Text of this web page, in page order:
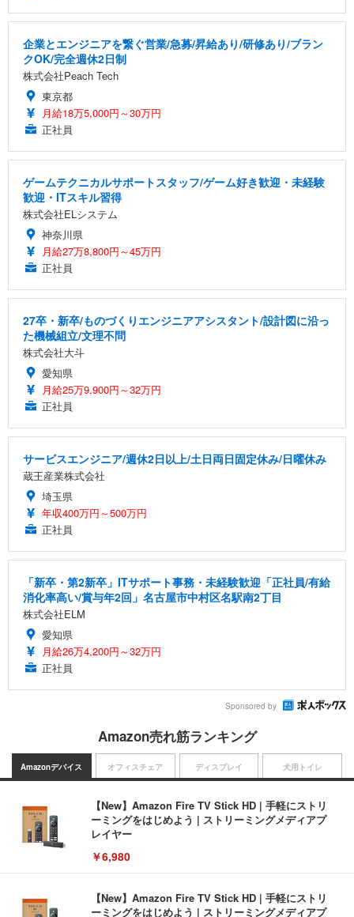
企業とエンジニアを繋ぐ営業/急募/昇給あり/研修あり/ブラン
クOK/完全週休2日制
株式会社Peach Tech
東京都
月給18万5,000円～30万円
正社員
ゲームテクニカルサポートスタッフ/ゲーム好き歓迎・未経験
歓迎・ITスキル習得
株式会社ELシステム
神奈川県
月給27万8,800円～45万円
正社員
27卒・新卒/ものづくりエンジニアアシスタント/設計図に沿っ
た機械組立/文理不問
株式会社大斗
愛知県
月給25万9,900円～32万円
正社員
サービスエンジニア/週休2日以上/土日両日固定休み/日曜休み
蔵王産業株式会社
埼玉県
年収400万円～500万円
正社員
「新卒・第2新卒」ITサポート事務・未経験歓迎「正社員/有給
消化率高い/賞与年2回」名古屋市中村区名駅南2丁目
株式会社ELM
愛知県
月給26万4,200円～32万円
正社員
Sponsored by
Amazon売れ筋ランキング
Amazonデバイス
【New】Amazon Fire TV Stick HD | 手軽にストリ
ーミングをはじめよう | ストリーミングメディアプ
レイヤー
￥6,980
【New】Amazon Fire TV Stick HD | 手軽にストリ
ーミングをはじめよう | ストリーミングメディアプ
オフィスチェア ディスプレイ 犬用トイレ